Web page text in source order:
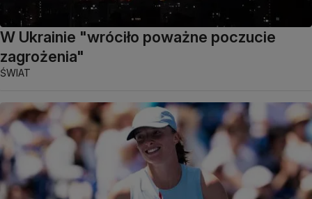
W Ukrainie "wróciło poważne poczucie
zagrożenia"
ŚWIAT